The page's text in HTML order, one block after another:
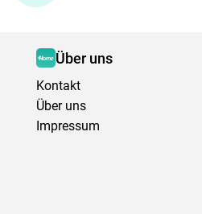
Über uns
Kontakt
Über uns
Impressum